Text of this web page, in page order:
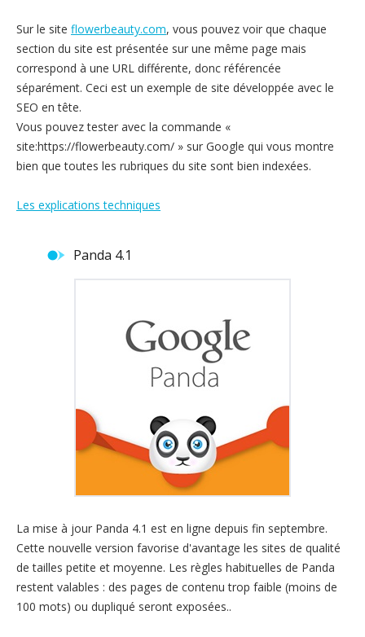
Sur le site flowerbeauty.com, vous pouvez voir que chaque
section du site est présentée sur une même page mais
correspond à une URL différente, donc référencée
séparément. Ceci est un exemple de site développée avec le
SEO en tête.
Vous pouvez tester avec la commande «
site:https://flowerbeauty.com/ » sur Google qui vous montre
bien que toutes les rubriques du site sont bien indexées.
Les explications techniques
Panda 4.1
La mise à jour Panda 4.1 est en ligne depuis fin septembre.
Cette nouvelle version favorise d'avantage les sites de qualité
de tailles petite et moyenne. Les règles habituelles de Panda
restent valables : des pages de contenu trop faible (moins de
100 mots) ou dupliqué seront exposées..